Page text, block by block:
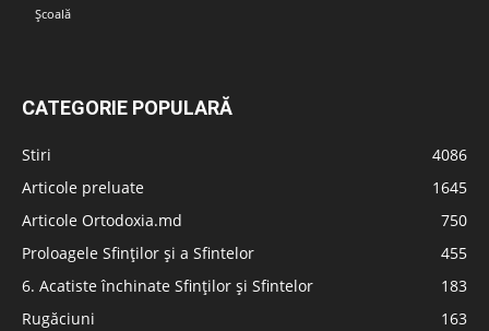
Școală
CATEGORIE POPULARĂ
Stiri
4086
Articole preluate
1645
Articole Ortodoxia.md
750
Proloagele Sfinților și a Sfintelor
455
6. Acatiste închinate Sfinților și Sfintelor
183
Rugăciuni
163